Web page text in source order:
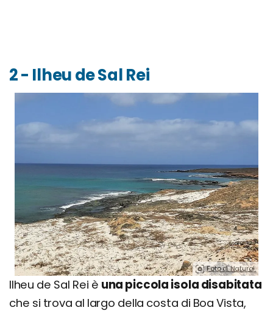
2 - Ilheu de Sal Rei
Foto di Natural.
Ilheu de Sal Rei è una piccola isola disabitata
che si trova al largo della costa di Boa Vista,